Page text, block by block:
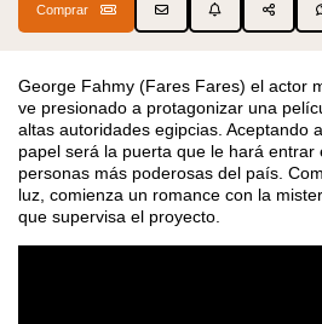
Comprar
George Fahmy (Fares Fares) el actor
ve presionado a protagonizar una
altas autoridades egipcias. Aceptando
papel será la puerta que le hará
personas más poderosas del país.
luz, comienza un romance con la
que supervisa el proyecto.